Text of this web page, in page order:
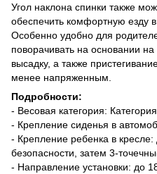
Угол наклона спинки также
обеспечить комфортную езду
Особенно удобно для
поворачивать на основании
высадку, а также
менее напряженным.
Подробности:
- Весовая категория:
- Крепление сиденья в
- Крепление ребенка в
безопасности, затем 3-
- Направление установки: до